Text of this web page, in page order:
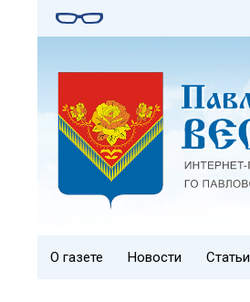
О газете Новости Статьи